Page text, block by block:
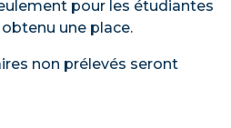
pour les étudiantes
une place.
non prélevés seront